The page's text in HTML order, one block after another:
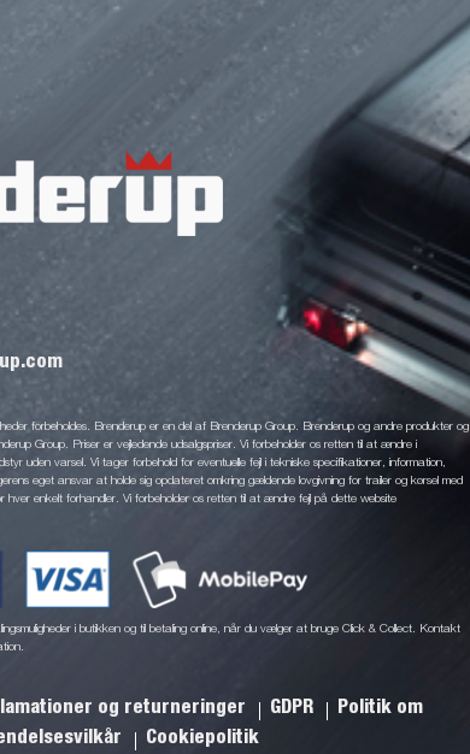
forbeholdes. Brenderup er en del af Brenderup Group. Brenderup og andre produkter og
Group. Priser er vejledende udsalgspriser. Vi forbeholder os retten til at ændre i
uden varsel. Vi tager forbehold for eventuelle fejl i tekniske specifikationer, information,
eget ansvar at holde sig opdateret omkring gældende lovgivning for trailer og kørsel med
hver enkelt forhandler. Vi forbeholder os retten til at ændre fejl på dette website
i butikken og til betaling online, når du vælger at bruge Click & Collect. Kontakt
og returneringer GDPR
Politik om
Cookiepolitik